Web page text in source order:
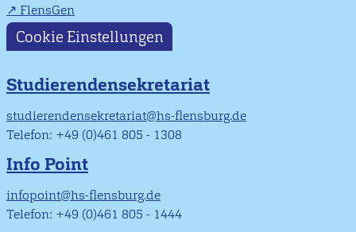
FlensGen
Cookie Einstellungen
Studierendensekretariat
studierendensekretariat@hs-flensburg.de
Telefon: +49 (0)461 805 - 1308
Info Point
infopoint@hs-flensburg.de
Telefon: +49 (0)461 805 - 1444